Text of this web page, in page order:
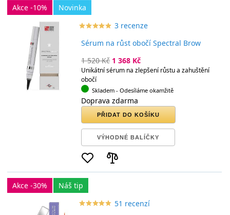
Akce -10% Novinka
star_borderstar_borderstar_borderstar_borderstar_border
starstarstarstarstar 3 recenze
Sérum na růst obočí Spectral Brow
1 520 Kč 1 368 Kč
Unikátní sérum na zlepšení růstu a zahuštění
obočí
Skladem - Odesíláme okamžitě
Doprava zdarma
PŘIDAT DO KOŠÍKU
VÝHODNÉ BALÍČKY
Akce -30% Náš tip
star_borderstar_borderstar_borderstar_borderstar_border
starstarstarstarstar 51 recenzí